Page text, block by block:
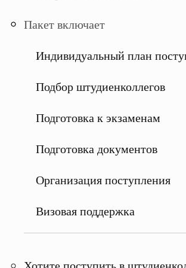
Пакет включает
Индивидуальный план
Подбор штудиенколлегов
Подготовка к экзаменам
Подготовка документов
Организация поступления
Визовая поддержка